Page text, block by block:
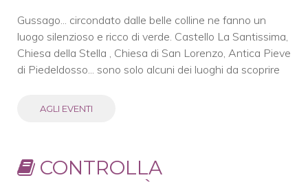
Gussago... circondato dalle belle colline ne fanno un
luogo silenzioso e ricco di verde. Castello La Santissima,
Chiesa della Stella , Chiesa di San Lorenzo, Antica Pieve
di Piedeldosso... sono solo alcuni dei luoghi da scoprire
AGLI EVENTI
CONTROLLA